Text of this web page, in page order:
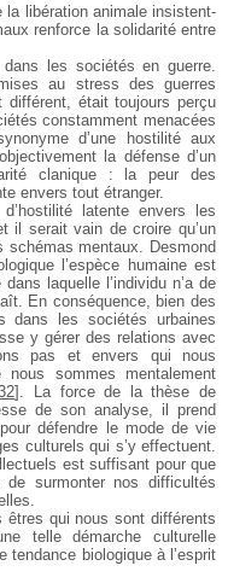
la libérationanimale insistent-
renforce la solidarité entre
les sociétés en guerre.
au stress des guerres
différent, était toujours perçu
constamment menacées
d’une hostilité aux
la défensed’un
clanique : la peur des
envers tout étranger.
latente envers les
il serait vain de croire qu’un
schémas mentaux.
Desmond
l’espèce humaine est
laquelle l’individu n’a de
En conséquence, bien des
dans les sociétés urbaines
y gérer des relations avec
pas et envers qui nous
nous sommes mentalement
]
. La force de la thèse de
de son analyse, il
prend
défendre le mode de vie
culturels qui s’y effectuent.
est suffisant pourque
de surmonter nos difficultés
êtres qui nous sont différents
telle démarche culturelle
tendance biologique àl’esprit